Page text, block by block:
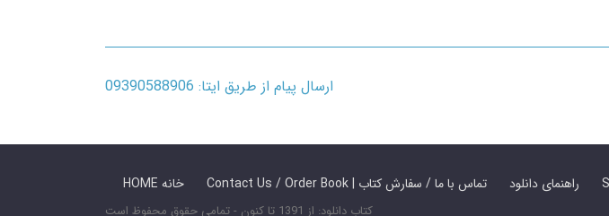
ارسال پیام از طریق ایتا: 09390588906
HOME خانه Contact Us / Order Book | تماس با ما / سفارش کتاب راهنمای دانلود
کتاب دانلود: از 1391 تا کنون - تمامی حقوق محفوظ است